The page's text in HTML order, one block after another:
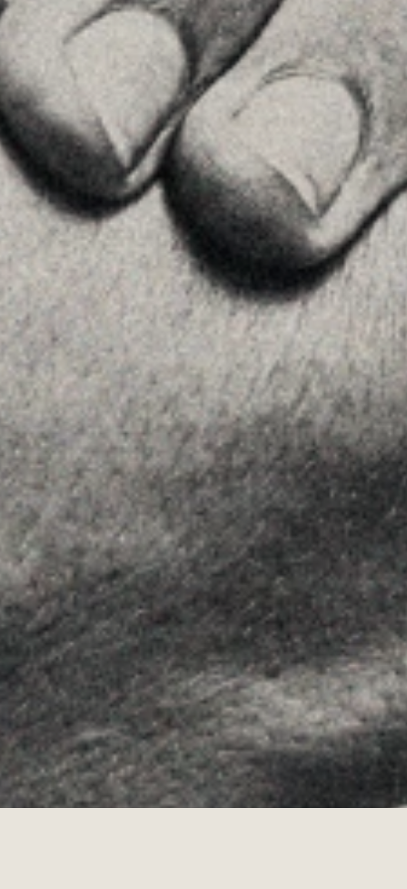
28002 , Madrid
+34 915759925
Veure a Google Maps
MENU
Inici
La Firma
Equipo
Assessorament
Insights
Contactar
SEGUEIX-NOS
Linkedin
Instagram
Youtube
Allyon — Barcelona, Spain
Copyrights © 2026 AVÍS LEGAL
POLÍTICA DE COOKIES·POLÍTICA DE PRIVACITAT·